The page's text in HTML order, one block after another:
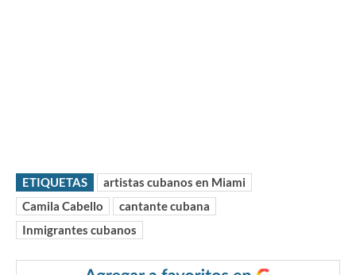
ETIQUETAS
artistas cubanos en Miami
Camila Cabello
cantante cubana
Inmigrantes cubanos